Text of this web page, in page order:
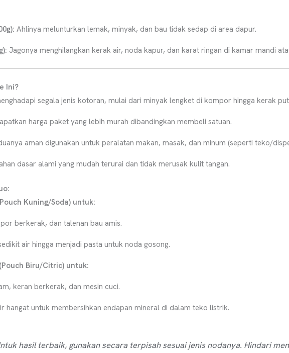
Ahlinya melunturkan lemak, minyak, dan bau tidak sedap di area dapur.
Jagonya menghilangkan kerak air, noda kapur, dan karat ringan di kamar mandi
Ini?
segala jenis kotoran, mulai dari minyak lengket di kompor hingga kerak
harga paket yang lebih murah dibandingkan membeli satuan.
aman digunakan untuk peralatan makan, masak, dan minum (seperti teko/
dasar alami yang mudah terurai dan tidak merusak kulit tangan.
Kuning/Soda) untuk:
berkerak, dan talenan bau amis.
air hingga menjadi pasta untuk noda gosong.
Biru/Citric) untuk:
keran berkerak, dan mesin cuci.
hangat untuk membersihkan endapan mineral di dalam teko listrik.
hasil terbaik, gunakan secara terpisah sesuai jenis nodanya. Hindari